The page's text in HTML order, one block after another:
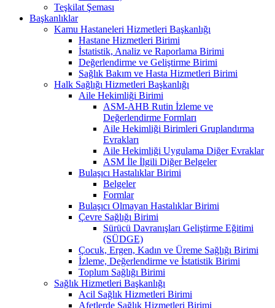
Teşkilat Şeması
Başkanlıklar
Kamu Hastaneleri Hizmetleri Başkanlığı
Hastane Hizmetleri Birimi
İstatistik, Analiz ve Raporlama Birimi
Değerlendirme ve Geliştirme Birimi
Sağlık Bakım ve Hasta Hizmetleri Birimi
Halk Sağlığı Hizmetleri Başkanlığı
Aile Hekimliği Birimi
ASM-AHB Rutin İzleme ve
Değerlendirme Formları
Aile Hekimliği Birimleri Gruplandırma
Evrakları
Aile Hekimliği Uygulama Diğer Evraklar
ASM İle İlgili Diğer Belgeler
Bulaşıcı Hastalıklar Birimi
Belgeler
Formlar
Bulaşıcı Olmayan Hastalıklar Birimi
Çevre Sağlığı Birimi
Sürücü Davranışları Geliştirme Eğitimi
(SÜDGE)
Çocuk, Ergen, Kadın ve Üreme Sağlığı Birimi
İzleme, Değerlendirme ve İstatistik Birimi
Toplum Sağlığı Birimi
Sağlık Hizmetleri Başkanlığı
Acil Sağlık Hizmetleri Birimi
Afetlerde Sağlık Hizmetleri Birimi